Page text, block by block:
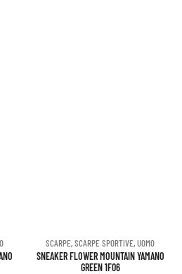
SCARPE,SCARPE SPORTIVE,UOMO
SNEAKER FLOWER MOUNTAIN YAMANO
GREEN 1F06